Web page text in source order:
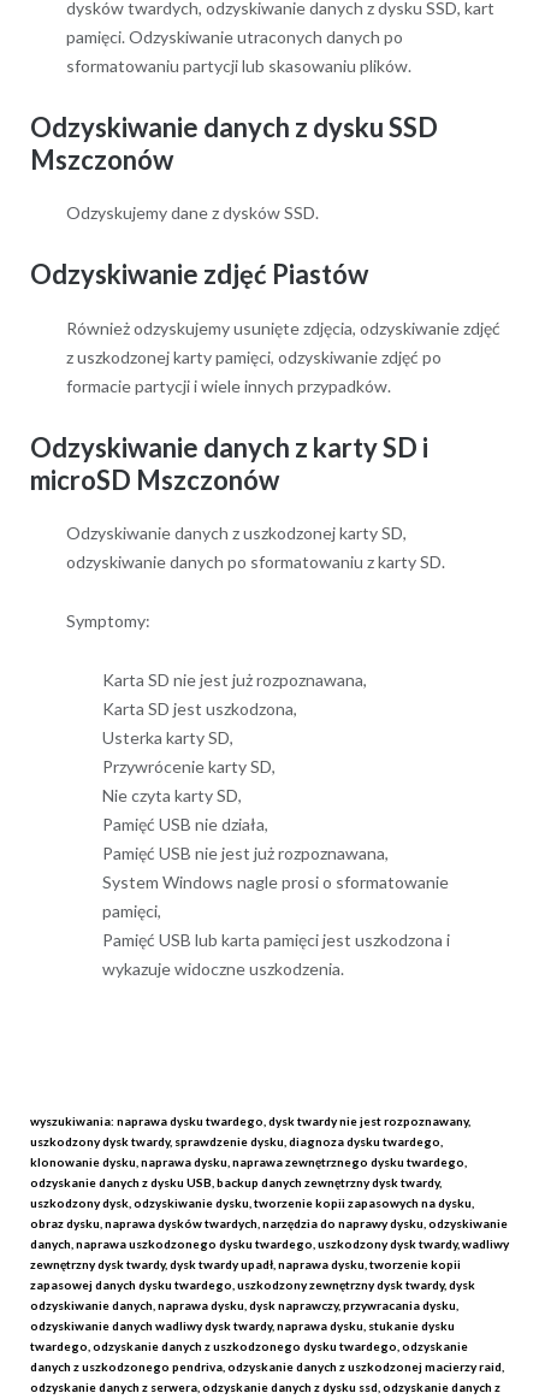
dysków twardych, odzyskiwanie danych z dysku SSD, kart
pamięci. Odzyskiwanie utraconych danych po
sformatowaniu partycji lub skasowaniu plików.
Odzyskiwanie danych z dysku SSD
Mszczonów
Odzyskujemy dane z dysków SSD.
Odzyskiwanie zdjęć Piastów
Również odzyskujemy usunięte zdjęcia, odzyskiwanie zdjęć
z uszkodzonej karty pamięci, odzyskiwanie zdjęć po
formacie partycji i wiele innych przypadków.
Odzyskiwanie danych z karty SD i
microSD Mszczonów
Odzyskiwanie danych z uszkodzonej karty SD,
odzyskiwanie danych po sformatowaniu z karty SD.
Symptomy:
Karta SD nie jest już rozpoznawana,
Karta SD jest uszkodzona,
Usterka karty SD,
Przywrócenie karty SD,
Nie czyta karty SD,
Pamięć USB nie działa,
Pamięć USB nie jest już rozpoznawana,
System Windows nagle prosi o sformatowanie
pamięci,
Pamięć USB lub karta pamięci jest uszkodzona i
wykazuje widoczne uszkodzenia.
wyszukiwania: naprawa dysku twardego, dysk twardy nie jest rozpoznawany,
uszkodzony dysk twardy, sprawdzenie dysku, diagnoza dysku twardego,
klonowanie dysku, naprawa dysku, naprawa zewnętrznego dysku twardego,
odzyskanie danych z dysku USB, backup danych zewnętrzny dysk twardy,
uszkodzony dysk, odzyskiwanie dysku, tworzenie kopii zapasowych na dysku,
obraz dysku, naprawa dysków twardych, narzędzia do naprawy dysku, odzyskiwanie
danych, naprawa uszkodzonego dysku twardego, uszkodzony dysk twardy, wadliwy
zewnętrzny dysk twardy, dysk twardy upadł, naprawa dysku, tworzenie kopii
zapasowej danych dysku twardego, uszkodzony zewnętrzny dysk twardy, dysk
odzyskiwanie danych, naprawa dysku, dysk naprawczy, przywracania dysku,
odzyskiwanie danych wadliwy dysk twardy, naprawa dysku, stukanie dysku
twardego, odzyskanie danych z uszkodzonego dysku twardego, odzyskanie
danych z uszkodzonego pendriva, odzyskanie danych z uszkodzonej macierzy raid,
odzyskanie danych z serwera, odzyskanie danych z dysku ssd, odzyskanie danych z